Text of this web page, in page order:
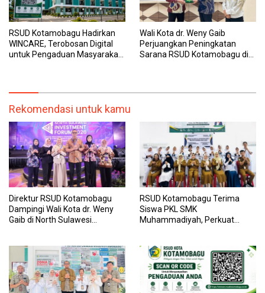
RSUD Kotamobagu Hadirkan
WINCARE, Terobosan Digital
untuk Pengaduan Masyarakat
Wali Kota dr. Weny Gaib
Perjuangkan Peningkatan
Sarana RSUD Kotamobagu di
Rekomendasi untuk kamu
Direktur RSUD Kotamobagu
Dampingi Wali Kota dr. Weny
Gaib di North Sulawesi
RSUD Kotamobagu Terima
Siswa PKL SMK
Muhammadiyah, Perkuat